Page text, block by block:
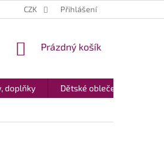
CZK Přihlášení
NÁKUPNÍ
Prázdný košík
doplňky Dětské oblečení